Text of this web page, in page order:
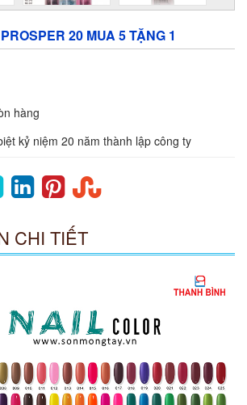
20 MUA 5 TẶNG 1
hàng
kỷ niệm 20 năm thành lập công ty
CHI TIẾT